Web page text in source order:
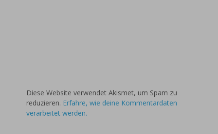
Diese Website verwendet Akismet, um Spam zu
reduzieren. Erfahre, wie deine Kommentardaten
verarbeitet werden.